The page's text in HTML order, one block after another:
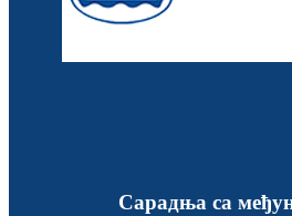
Сарадња са